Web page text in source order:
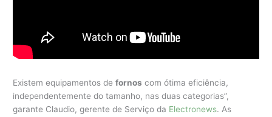
Existem equipamentos defornos com ótima eficiência,
independentemente do tamanho, nas duas categorias”,
garante Claudio, gerente de Serviço da Electronews. As